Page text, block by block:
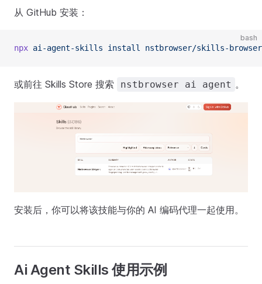
从 GitHub 安装：
bash
npx ai-agent-skills install nstbrowser/skills-
或前往 Skills Store 搜索 nstbrowser ai agent 。
安装后，你可以将该技能与你的 AI 编码代理一起使用。
Ai Agent Skills 使用示例